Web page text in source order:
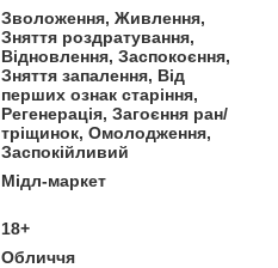
Зволоження, Живлення,
Зняття роздратування,
Відновлення, Заспокоєння,
Зняття запалення, Від
перших ознак старіння,
Регенерація, Загоєння ран/
тріщинок, Омолодження,
Заспокійливий
Мідл-маркет
18+
Обличчя